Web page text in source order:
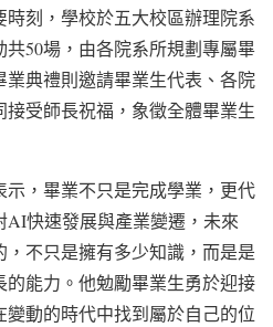
刻，學校於五大校區辦理院系
50場，由各院系所規劃專屬畢
典禮則邀請畢業生代表、各院
受師長祝福，象徵全體畢業生
，畢業不只是完成學業，更代
快速發展與產業變遷，未來
不只是擁有多少知識，而是是
能力。他勉勵畢業生勇於迎接
動的時代中找到屬於自己的位